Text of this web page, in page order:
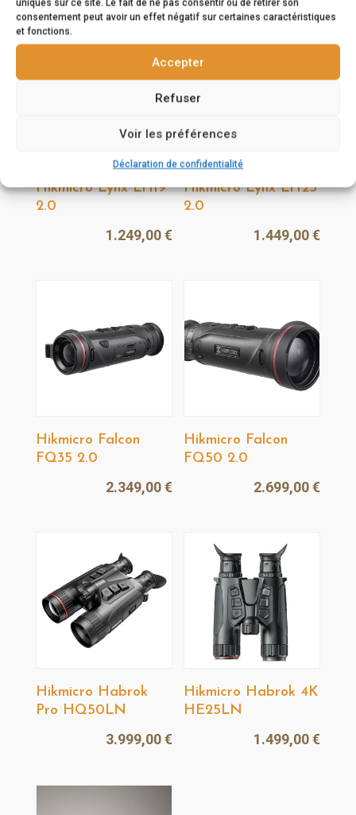
uniques sur ce site. Le fait de ne pas consentir ou de retirer son
consentement peut avoir un effet négatif sur certaines caractéristiques
et fonctions.
Accepter
Refuser
Voir les préférences
Déclaration de confidentialité
Hikmicro Lynx LH19
2.0
1.249,00€
Hikmicro Lynx LH25
2.0
1.449,00€
Hikmicro Falcon
FQ35 2.0
2.349,00€
Hikmicro Falcon
FQ50 2.0
2.699,00€
Hikmicro Habrok
Pro HQ50LN
3.999,00€
Hikmicro Habrok 4K
HE25LN
1.499,00€